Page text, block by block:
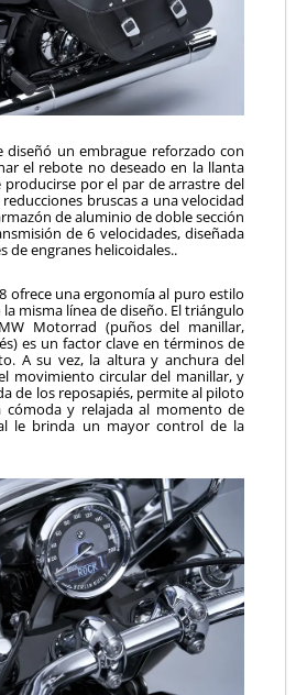
diseñó un embrague reforzado con
el rebote no deseado en la llanta
producirse por el par de arrastre del
bruscas a una velocidad
de aluminio de doble sección
de 6 velocidades, diseñada
de engranes helicoidales..
ofrece una ergonomía al puro estilo
la misma línea de diseño. El triángulo
Motorrad (puños del manillar,
es un factor clave en términos de
A su vez, la altura y anchura del
movimiento circular del manillar, y
de los reposapiés, permite al piloto
y relajada al momento de
le brinda un mayor control de la